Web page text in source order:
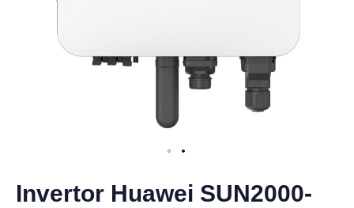
Invertor Huawei SUN2000-